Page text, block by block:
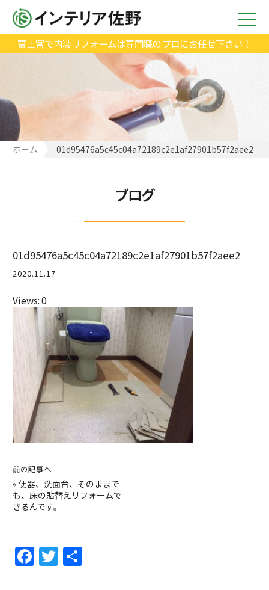
富士宮で内装リフォームは専門職のプロにお任せ下さい！
ホーム 01d95476a5c45c04a72189c2e1af27901b57f2aee2
ブログ
01d95476a5c45c04a72189c2e1af27901b57f2aee2
2020.11.17
Views: 0
前の記事へ
« 便器、洗面台、そのままで
も、床の貼替えリフォームで
きるんです。
F
a
T
w